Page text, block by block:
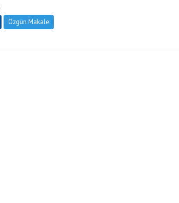
Özgün Makale